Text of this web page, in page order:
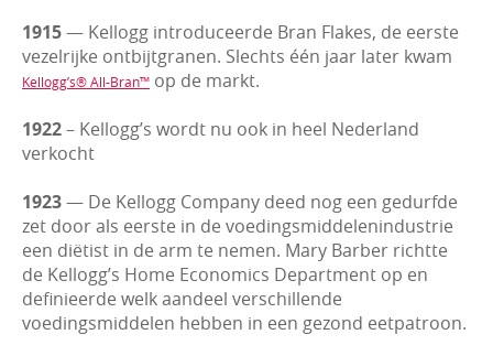
1915— Kellogg introduceerde Bran Flakes, de eerste
vezelrijke ontbijtgranen. Slechts één jaar later kwam
Kellogg’s® All-Bran™ op de markt.
1922– Kellogg’s wordt nu ook in heel Nederland
verkocht
1923— De Kellogg Company deed nog een gedurfde
zet door als eerste in de voedingsmiddelenindustrie
een diëtist in de arm te nemen. Mary Barber richtte
de Kellogg’s Home Economics Department op en
definieerde welk aandeel verschillende
voedingsmiddelen hebben in een gezond eetpatroon.